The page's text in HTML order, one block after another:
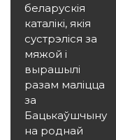
беларускія
каталікі, якія
сустрэліся за
мяжой і
вырашылі
разам маліцца
за
Бацькаўшчыну
на роднай